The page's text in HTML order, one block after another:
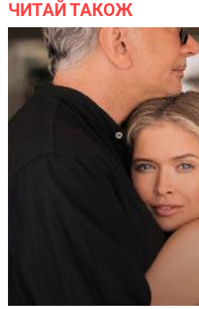
ЧИТАЙ ТАКОЖ